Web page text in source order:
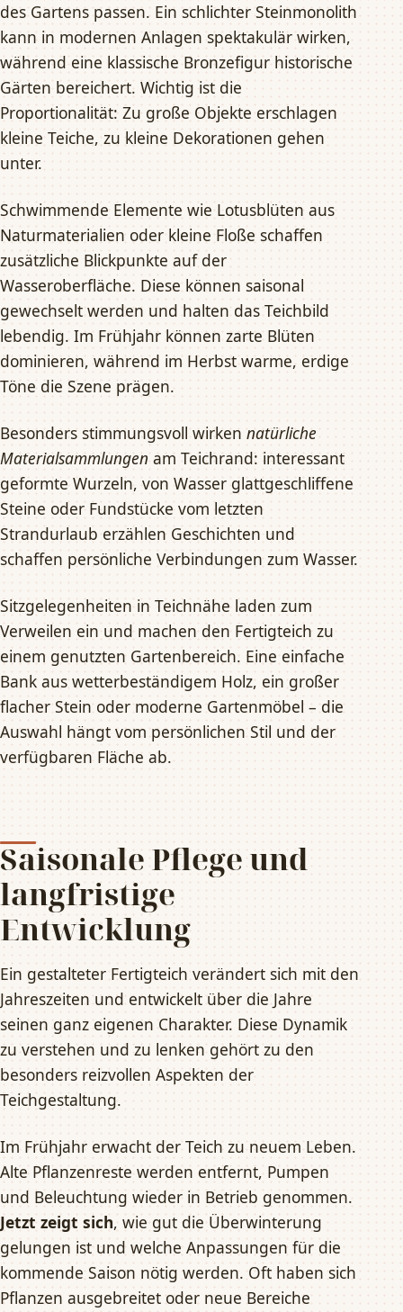
des Gartens passen. Ein schlichter Steinmonolith
kann in modernen Anlagen spektakulär wirken,
während eine klassische Bronzefigur historische
Gärten bereichert. Wichtig ist die
Proportionalität: Zu große Objekte erschlagen
kleine Teiche, zu kleine Dekorationen gehen
unter.
Schwimmende Elemente wie Lotusblüten aus
Naturmaterialien oder kleine Floße schaffen
zusätzliche Blickpunkte auf der
Wasseroberfläche. Diese können saisonal
gewechselt werden und halten das Teichbild
lebendig. Im Frühjahr können zarte Blüten
dominieren, während im Herbst warme, erdige
Töne die Szene prägen.
Besonders stimmungsvoll wirken natürliche
Materialsammlungen am Teichrand: interessant
geformte Wurzeln, von Wasser glattgeschliffene
Steine oder Fundstücke vom letzten
Strandurlaub erzählen Geschichten und
schaffen persönliche Verbindungen zum Wasser.
Sitzgelegenheiten in Teichnähe laden zum
Verweilen ein und machen den Fertigteich zu
einem genutzten Gartenbereich. Eine einfache
Bank aus wetterbeständigem Holz, ein großer
flacher Stein oder moderne Gartenmöbel – die
Auswahl hängt vom persönlichen Stil und der
verfügbaren Fläche ab.
Saisonale Pflege und
langfristige
Entwicklung
Ein gestalteter Fertigteich verändert sich mit den
Jahreszeiten und entwickelt über die Jahre
seinen ganz eigenen Charakter. Diese Dynamik
zu verstehen und zu lenken gehört zu den
besonders reizvollen Aspekten der
Teichgestaltung.
Im Frühjahr erwacht der Teich zu neuem Leben.
Alte Pflanzenreste werden entfernt, Pumpen
und Beleuchtung wieder in Betrieb genommen.
Jetzt zeigt sich, wie gut die Überwinterung
gelungen ist und welche Anpassungen für die
kommende Saison nötig werden. Oft haben sich
Pflanzen ausgebreitet oder neue Bereiche